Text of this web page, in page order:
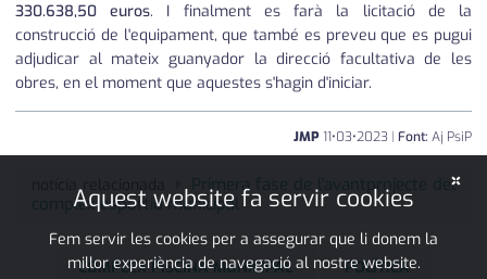
330.638,50 euros. I finalment es farà la licitació de la
construcció de l'equipament, que també es preveu que es pugui
adjudicar al mateix guanyador la direcció facultativa de les
obres, en el moment que aquestes s'hagin d'iniciar.
JMP11•03•2023 | Font: Aj PsiP
notícia relacionada
Primera fase de l'avantprojecte del
complex esportiu municipal
COMPLEX PISCINA MUNICIPAL POLÍTICA
×
Aquest website fa servir cookies
Fem servir les cookies per a assegurar que li donem la
millor experiència de navegació al nostre website.